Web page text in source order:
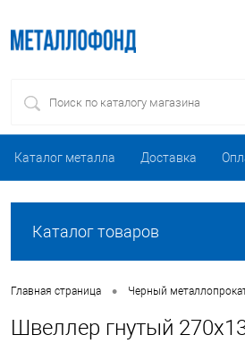
Каталог металла Доставка
Каталог товаров
Главная страница • Черный
Швеллер гнутый